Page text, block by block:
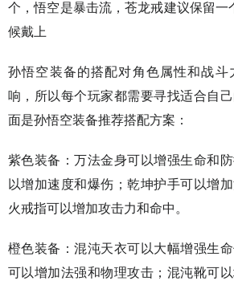
个，悟空是暴击流，苍龙戒建议保留一
候戴上
孙悟空装备的搭配对角色属性和战斗
响，所以每个玩家都需要寻找适合自
面是孙悟空装备推荐搭配方案：
紫色装备：万法金身可以增强生命和
以增加速度和爆伤；乾坤护手可以增
火戒指可以增加攻击力和命中。
橙色装备：混沌天衣可以大幅增强生
可以增加法强和物理攻击；混沌靴可